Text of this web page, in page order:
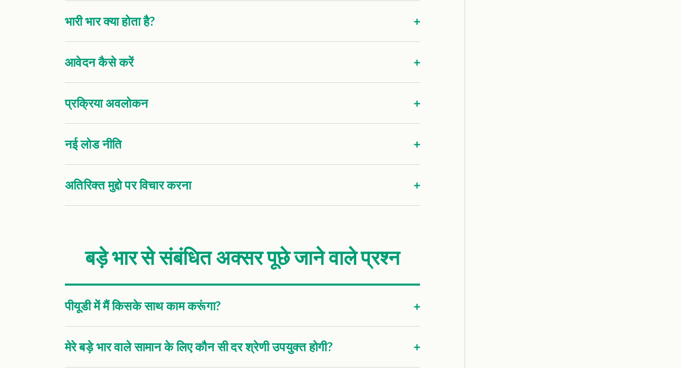
भारी भार क्या होता है?
आवेदन कैसे करें
प्रक्रिया अवलोकन
नई लोड नीति
अतिरिक्त मुद्दो पर विचार करना
बड़े भार से संबंधित अक्सर पूछे जाने वाले प्रश्न
पीयूडी में मैं किसके साथ काम करूंगा?
मेरे बड़े भार वाले सामान के लिए कौन सी दर श्रेणी उपयुक्त होगी?